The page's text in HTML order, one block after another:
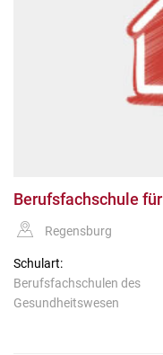
Berufsfachschule
Regensburg
Schulart:
Berufsfachschulen des
Gesundheitswesen